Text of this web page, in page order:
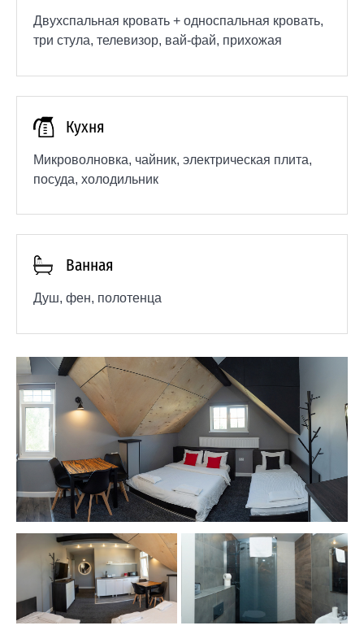
Двухспальная кровать + односпальная кровать,
три стула, телевизор, вай-фай, прихожая
Кухня
Микроволновка, чайник, электрическая плита,
посуда, холодильник
Ванная
Душ, фен, полотенца